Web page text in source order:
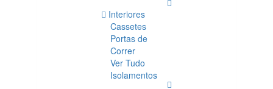
Interiores
Cassetes
Portas de
Correr
Ver Tudo
Isolamentos